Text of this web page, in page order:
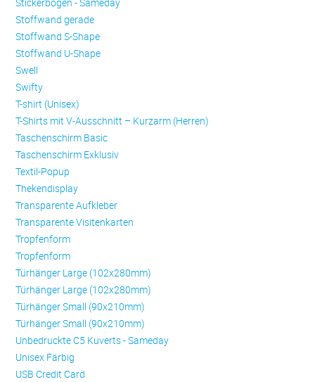
Stoffwand gerade
Stoffwand S-Shape
Stoffwand U-Shape
Swell
Swifty
T-shirt (Unisex)
T-Shirts mit V-Ausschnitt – Kurzarm (Herren)
Taschenschirm Basic
Taschenschirm Exklusiv
Textil-Popup
Thekendisplay
Transparente Aufkleber
Transparente Visitenkarten
Trop­fen­form
Trop­fen­form
Türhänger Large (102x280mm)
Türhänger Large (102x280mm)
Türhänger Small (90x210mm)
Türhänger Small (90x210mm)
Unbedruckte C5 Kuverts - Sameday
Unisex Färbig
USB Credit Card